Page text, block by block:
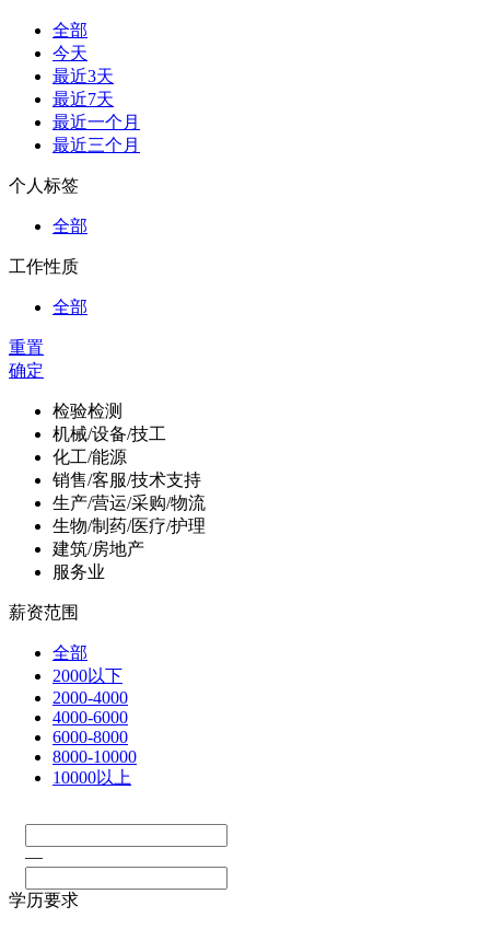
全部
今天
最近3天
最近7天
最近一个月
最近三个月
个人标签
全部
工作性质
全部
重置
确定
检验检测
机械/设备/技工
化工/能源
销售/客服/技术支持
生产/营运/采购/物流
生物/制药/医疗/护理
建筑/房地产
服务业
薪资范围
全部
2000以下
2000-4000
4000-6000
6000-8000
8000-10000
10000以上
—
学历要求